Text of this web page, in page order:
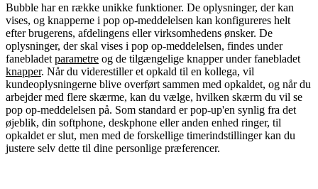
Bubble har en række unikke funktioner. De oplysninger, der kan
vises, og knapperne i pop op-meddelelsen kan konfigureres helt
efter brugerens, afdelingens eller virksomhedens ønsker. De
oplysninger, der skal vises i pop op-meddelelsen, findes under
fanebladet parametre og de tilgængelige knapper under fanebladet
knapper. Når du viderestiller et opkald til en kollega, vil
kundeoplysningerne blive overført sammen med opkaldet, og når du
arbejder med flere skærme, kan du vælge, hvilken skærm du vil se
pop op-meddelelsen på. Som standard er pop-up'en synlig fra det
øjeblik, din softphone, deskphone eller anden enhed ringer, til
opkaldet er slut, men med de forskellige timerindstillinger kan du
justere selv dette til dine personlige præferencer.